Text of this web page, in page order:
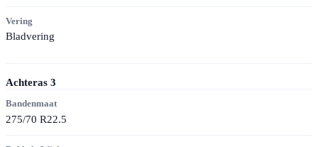
Vering
Bladvering
Achteras 3
Bandenmaat
275/70 R22.5